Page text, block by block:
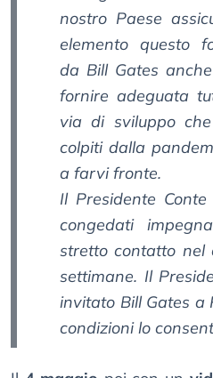
nostro Paese
elemento questo
da Bill Gates
fornire adeguata
via di sviluppo
colpiti dalla
a farvi fronte.
Il Presidente
congedati
stretto contatto nel
settimane. Il
invitato Bill Gates a
condizioni lo